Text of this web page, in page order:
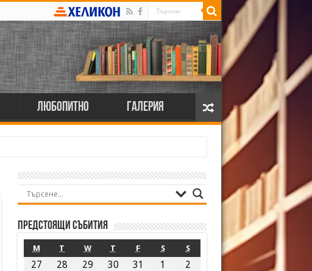
Любопитно Галерия
Предстоящи събития
M T W T F S S
27 28 29 30 31 1
2